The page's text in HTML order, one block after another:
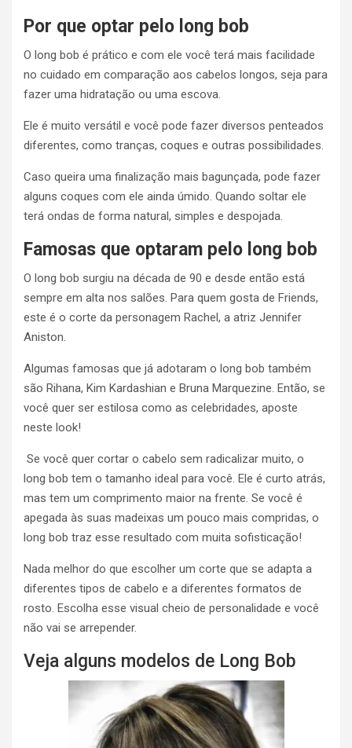
Por que optar pelo long bob
O long bob é prático e com ele você terá mais facilidade
no cuidado em comparação aos cabelos longos, seja para
fazer uma hidratação ou uma escova.
Ele é muito versátil e você pode fazer diversos penteados
diferentes, como tranças, coques e outras possibilidades.
Caso queira uma finalização mais bagunçada, pode fazer
alguns coques com ele ainda úmido. Quando soltar ele
terá ondas de forma natural, simples e despojada.
Famosas que optaram pelo long bob
O long bob surgiu na década de 90 e desde então está
sempre em alta nos salões. Para quem gosta de Friends,
este é o corte da personagem Rachel, a atriz Jennifer
Aniston.
Algumas famosas que já adotaram o long bob também
são Rihana, Kim Kardashian e Bruna Marquezine. Então, se
você quer ser estilosa como as celebridades, aposte
neste look!
Se você quer cortar o cabelo sem radicalizar muito, o
long bob tem o tamanho ideal para você. Ele é curto atrás,
mas tem um comprimento maior na frente. Se você é
apegada às suas madeixas um pouco mais compridas, o
long bob traz esse resultado com muita sofisticação!
Nada melhor do que escolher um corte que se adapta a
diferentes tipos de cabelo e a diferentes formatos de
rosto. Escolha esse visual cheio de personalidade e você
não vai se arrepender.
Veja alguns modelos de Long Bob